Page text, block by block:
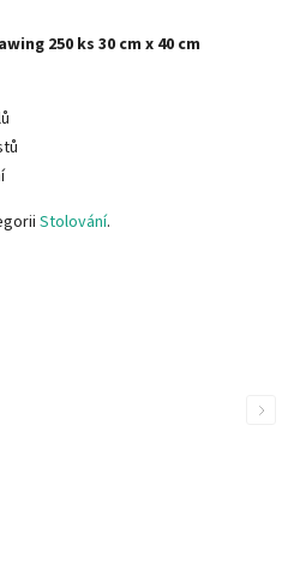
250 ks 30 cm x 40 cm
Stolování.
Next